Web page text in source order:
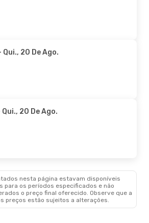
Qui., 20 De Ago.
Qui., 20 De Ago.
nesta página estavam disponíveis
para os períodos especificados e não
o preço final oferecido. Observe que a
preços estão sujeitos a alterações.